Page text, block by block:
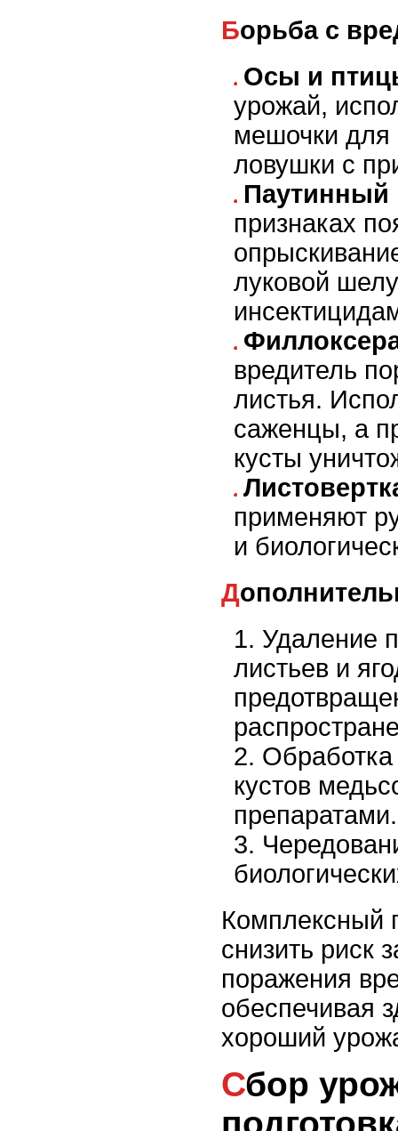
Борьба с
Осы и
урожай,
мешочки для
ловушки с
Паутинный
признаках
луковой
вредитель
листья.
саженцы, а
кусты
применяют
и
Удаление
листьев и
Обработка
кустов
препаратами.
Комплексный
снизить риск
поражения
обеспечивая
хороший
Сбор урожая и